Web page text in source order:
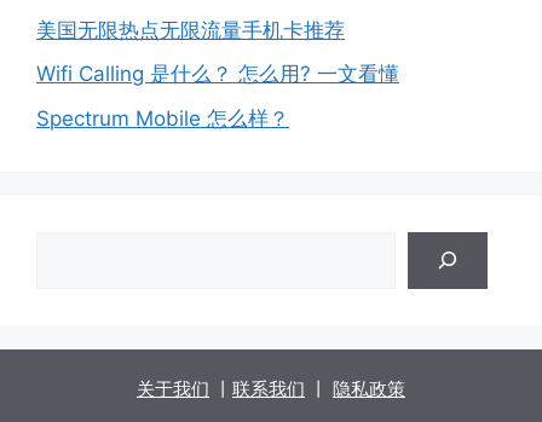
美国无限热点无限流量手机卡推荐
Wifi Calling 是什么？ 怎么用? 一文看懂
Spectrum Mobile 怎么样？
关于我们 丨 联系我们 丨 隐私政策